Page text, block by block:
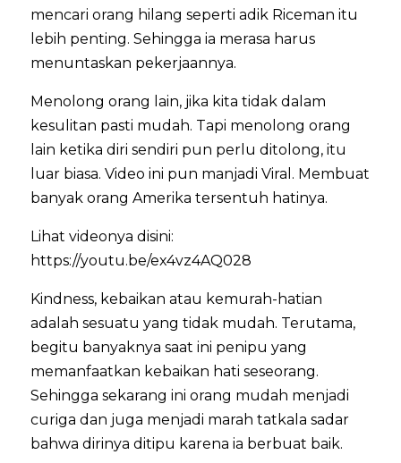
mencari orang hilang seperti adik Riceman itu
lebih penting. Sehingga ia merasa harus
menuntaskan pekerjaannya.
Menolong orang lain, jika kita tidak dalam
kesulitan pasti mudah. Tapi menolong orang
lain ketika diri sendiri pun perlu ditolong, itu
luar biasa. Video ini pun manjadi Viral. Membuat
banyak orang Amerika tersentuh hatinya.
Lihat videonya disini:
https://youtu.be/ex4vz4AQ028
Kindness, kebaikan atau kemurah-hatian
adalah sesuatu yang tidak mudah. Terutama,
begitu banyaknya saat ini penipu yang
memanfaatkan kebaikan hati seseorang.
Sehingga sekarang ini orang mudah menjadi
curiga dan juga menjadi marah tatkala sadar
bahwa dirinya ditipu karena ia berbuat baik.